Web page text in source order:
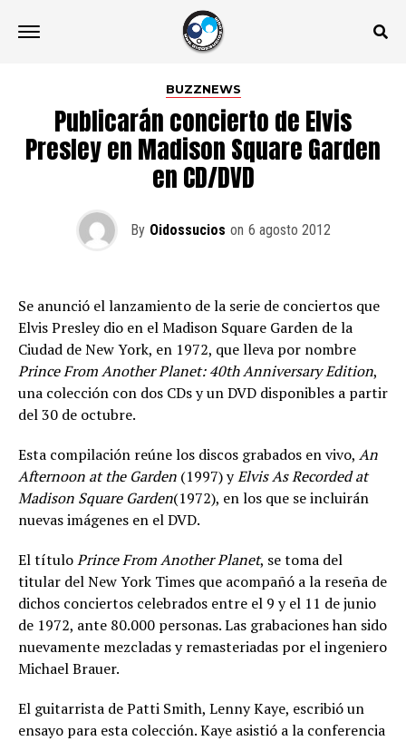
BUZZNEWS
Publicarán concierto de Elvis
Presley en Madison Square Garden
en CD/DVD
By Oidossucios on 6 agosto 2012
Se anunció el lanzamiento de la serie de conciertos que
Elvis Presley dio en el Madison Square Garden de la
Ciudad de New York, en 1972, que lleva por nombre
Prince From Another Planet: 40th Anniversary Edition,
una colección con dos CDs y un DVD disponibles a partir
del 30 de octubre.
Esta compilación reúne los discos grabados en vivo, An
Afternoon at the Garden (1997) yElvis As Recorded at
Madison Square Garden(1972), en los que se incluirán
nuevas imágenes en el DVD.
El títuloPrince From Another Planet, se toma del
titular del New York Times que acompañó a la reseña de
dichos conciertos celebrados entre el 9 y el 11 de junio
de 1972, ante 80.000 personas. Las grabaciones han sido
nuevamente mezcladas y remasteriadas por el ingeniero
Michael Brauer.
El guitarrista de Patti Smith, Lenny Kaye, escribió un
ensayo para esta colección. Kaye asistió a la conferencia